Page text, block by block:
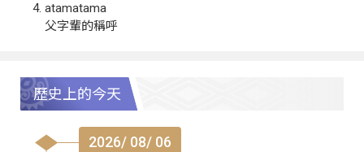
atamatama
父字輩的稱呼
歷史上的今天
2026/ 08/ 06